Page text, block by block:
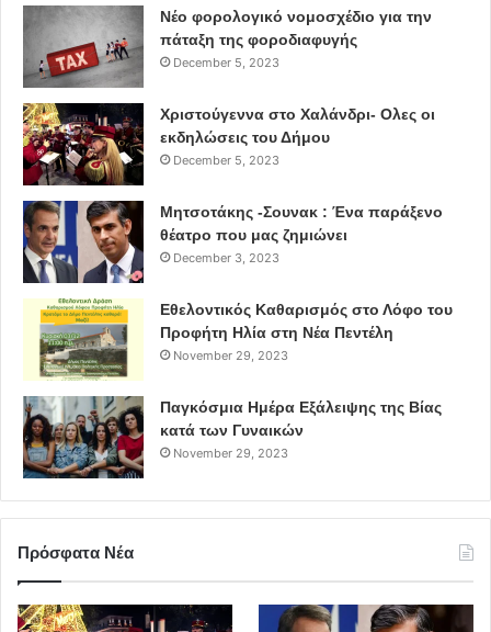
Νέο φορολογικό νομοσχέδιο για την
πάταξη της φοροδιαφυγής
December 5, 2023
Χριστούγεννα στο Χαλάνδρι- Ολες οι
εκδηλώσεις του Δήμου
December 5, 2023
Μητσοτάκης -Σουνακ : Ένα παράξενο
θέατρο που μας ζημιώνει
December 3, 2023
Εθελοντικός Καθαρισμός στο Λόφο του
Προφήτη Ηλία στη Νέα Πεντέλη
November 29, 2023
Παγκόσμια Ημέρα Εξάλειψης της Βίας
κατά των Γυναικών
November 29, 2023
Πρόσφατα Νέα